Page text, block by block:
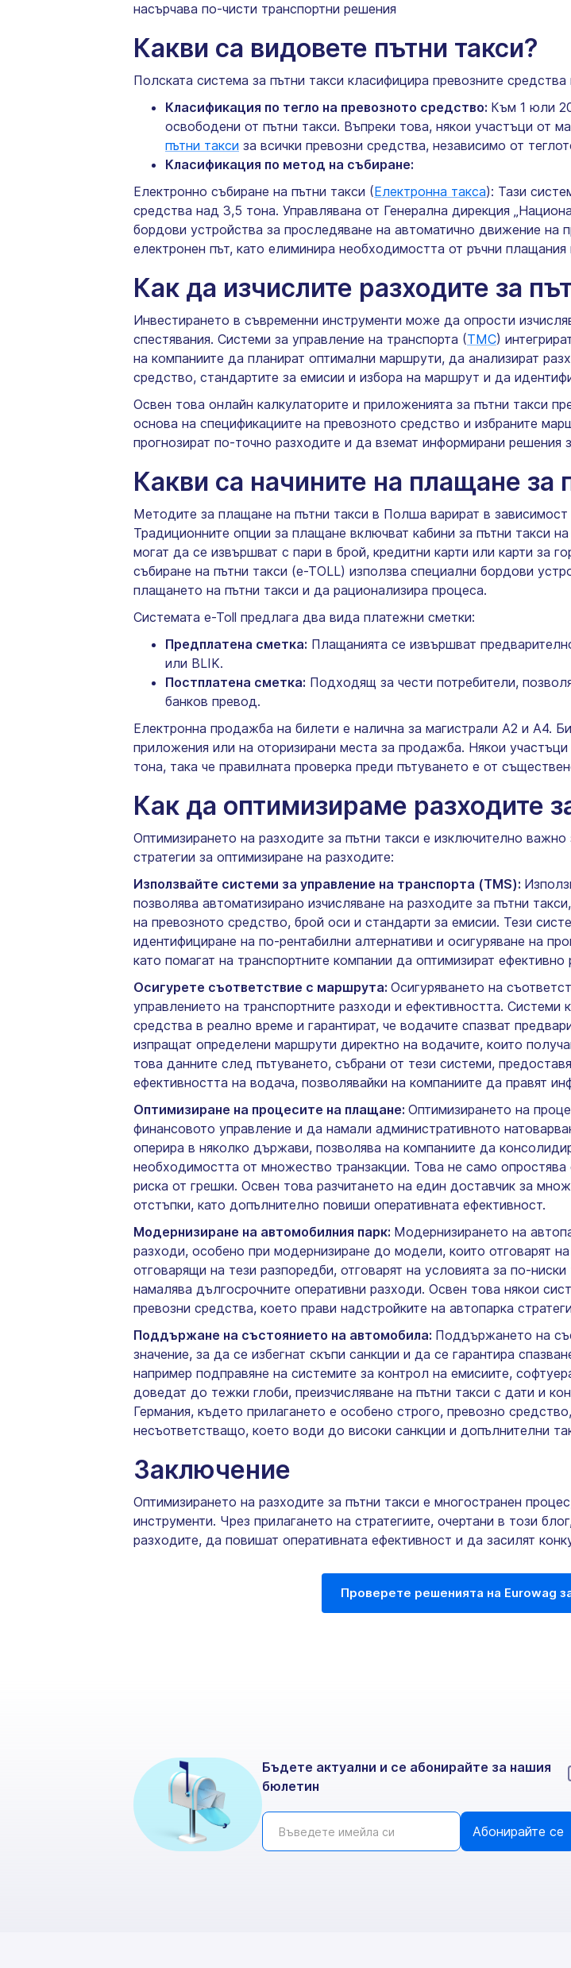
насърчава по-чисти транспортни решения
Какви са видовете пътни такси?
Полската система за пътни такси класифицира превозните
Класификация по тегло на превозното средство: Към 1 юли
освободени от пътни такси. Въпреки това, някои участъци от
пътни такси за всички превозни средства, независимо от
Класификация по метод на събиране:
Електронно събиране на пътни такси (Електронна такса): Тази
средства над 3,5 тона. Управлявана от Генерална дирекция
бордови устройства за проследяване на автоматично движение на
електронен път, като елиминира необходимостта от ръчни плащания
Как да изчислите разходите за
Инвестирането в съвременни инструменти може да опрости
спестявания. Системи за управление на транспорта (ТМС)
на компаниите да планират оптимални маршрути, да анализират
средство, стандартите за емисии и избора на маршрут и да
Освен това онлайн калкулаторите и приложенията за пътни такси
основа на спецификациите на превозното средство и избраните
прогнозират по-точно разходите и да вземат информирани решения
Какви са начините на плащане за
Методите за плащане на пътни такси в Полша варират в зависимост
Традиционните опции за плащане включват кабини за пътни такси
могат да се извършват с пари в брой, кредитни карти или карти за
събиране на пътни такси (e-TOLL) използва специални бордови
плащането на пътни такси и да рационализира процеса.
Системата e-Toll предлага два вида платежни сметки:
Предплатена сметка: Плащанията се извършват
или BLIK.
Постплатена сметка: Подходящ за чести потребители,
банков превод.
Електронна продажба на билети е налична за магистрали А2 и А4.
приложения или на оторизирани места за продажба. Някои
тона, така че правилната проверка преди пътуването е от
Как да оптимизираме разходите
Оптимизирането на разходите за пътни такси е изключително
стратегии за оптимизиране на разходите:
Използвайте системи за управление на транспорта (TMS):
позволява автоматизирано изчисляване на разходите за пътни
на превозното средство, брой оси и стандарти за емисии. Тези
идентифициране на по-рентабилни алтернативи и осигуряване на
като помагат на транспортните компании да оптимизират ефективно
Осигурете съответствие с маршрута: Осигуряването на
управлението на транспортните разходи и ефективността. Системи
средства в реално време и гарантират, че водачите спазват
изпращат определени маршрути директно на водачите, които
това данните след пътуването, събрани от тези системи,
ефективността на водача, позволявайки на компаниите да правят
Оптимизиране на процесите на плащане: Оптимизирането на
финансовото управление и да намали административното
оперира в няколко държави, позволява на компаниите да
необходимостта от множество транзакции. Това не само
риска от грешки. Освен това разчитането на един доставчик за
отстъпки, като допълнително повиши оперативната ефективност.
Модернизиране на автомобилния парк: Модернизирането на
разходи, особено при модернизиране до модели, които отговарят
отговарящи на тези разпоредби, отговарят на условията за по-
намалява дългосрочните оперативни разходи. Освен това някои
превозни средства, което прави надстройките на автопарка
Поддържане на състоянието на автомобила: Поддържането на
значение, за да се избегнат скъпи санкции и да се гарантира
например подправяне на системите за контрол на емисиите,
доведат до тежки глоби, преизчисляване на пътни такси с дати и
Германия, където прилагането е особено строго, превозно
несъответстващо, което води до високи санкции и допълнителни
Заключение
Оптимизирането на разходите за пътни такси е многостранен
инструменти. Чрез прилагането на стратегиите, очертани в този
разходите, да повишат оперативната ефективност и да засилят
Проверете решенията на Eurowag
Бъдете актуални и се абонирайте за нашия
бюлетин